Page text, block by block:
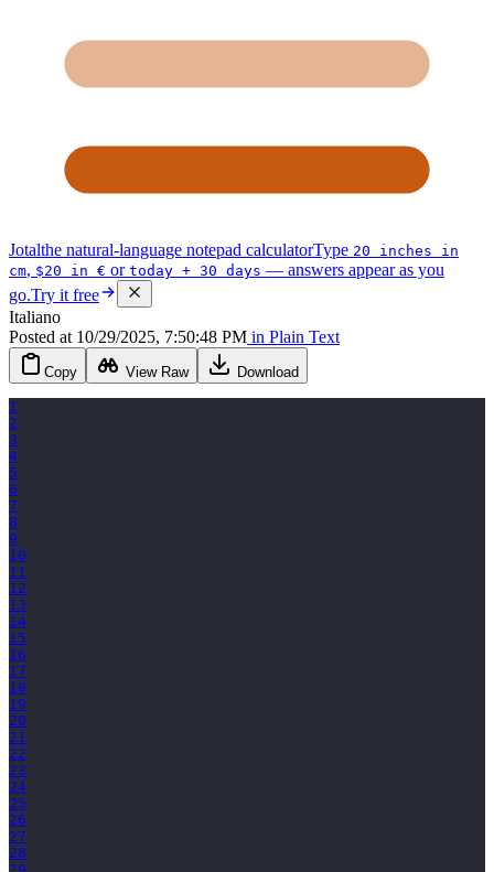
Jotalthe natural-language notepad calculatorType 20 inches in
cm, $20 in € or today + 30 days — answers appear as you
go.Try it free
Italiano
Posted at 10/29/2025, 7:50:48 PM in Plain Text
Copy View Raw Download
1
2
3
4
5
6
7
8
9
10
11
12
13
14
15
16
17
18
19
20
21
22
23
24
25
26
27
28